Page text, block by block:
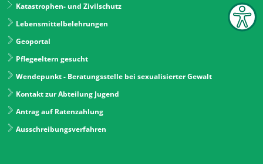
Katastrophen- und Zivilschutz
Lebensmittelbelehrungen
Geoportal
Pflegeeltern gesucht
Wendepunkt - Beratungsstelle bei sexualisierter Gewalt
Kontakt zur Abteilung Jugend
Antrag auf Ratenzahlung
Ausschreibungsverfahren